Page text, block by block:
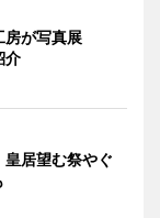
房が写真展
介
居望む祭やぐ